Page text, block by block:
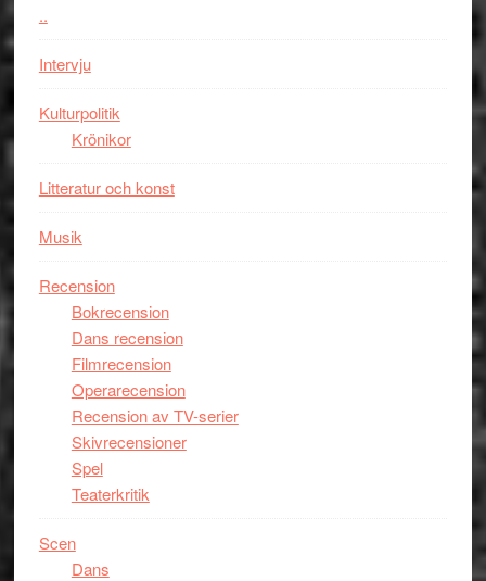
..
Intervju
Kulturpolitik
Krönikor
Litteratur och konst
Musik
Recension
Bokrecension
Dans recension
Filmrecension
Operarecension
Recension av TV-serier
Skivrecensioner
Spel
Teaterkritik
Scen
Dans